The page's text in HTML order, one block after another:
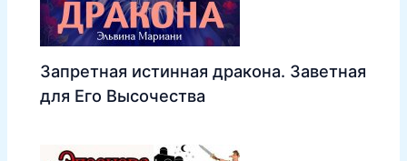
Запретная истинная дракона. Заветная
для Его Высочества